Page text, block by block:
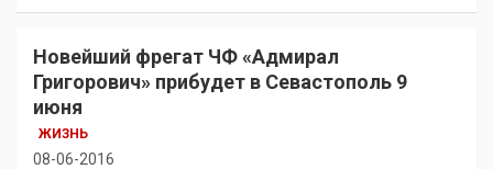
Новейший фрегат ЧФ «Адмирал
Григорович» прибудет в Севастополь 9
июня
ЖИЗНЬ
08-06-2016